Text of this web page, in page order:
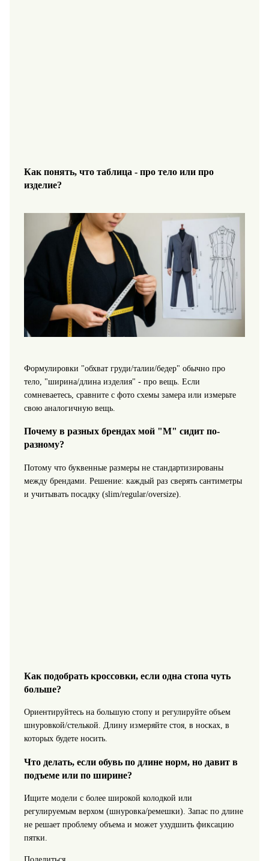
Как понять, что таблица - про тело или про
изделие?
Формулировки "обхват груди/талии/бедер" обычно про
тело, "ширина/длина изделия" - про вещь. Если
сомневаетесь, сравните с фото схемы замера или измерьте
свою аналогичную вещь.
Почему в разных брендах мой "M" сидит по-
разному?
Потому что буквенные размеры не стандартизированы
между брендами. Решение: каждый раз сверять сантиметры
и учитывать посадку (slim/regular/oversize).
Как подобрать кроссовки, если одна стопа чуть
больше?
Ориентируйтесь на большую стопу и регулируйте объем
шнуровкой/стелькой. Длину измеряйте стоя, в носках, в
которых будете носить.
Что делать, если обувь по длине норм, но давит в
подъеме или по ширине?
Ищите модели с более широкой колодкой или
регулируемым верхом (шнуровка/ремешки). Запас по длине
не решает проблему объема и может ухудшить фиксацию
пятки.